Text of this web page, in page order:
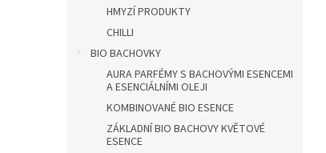
HMYZÍ PRODUKTY
CHILLI
BIO BACHOVKY
AURA PARFÉMY S BACHOVÝMI ESENCEMI
A ESENCIÁLNÍMI OLEJI
KOMBINOVANÉ BIO ESENCE
ZÁKLADNÍ BIO BACHOVY KVĚTOVÉ
ESENCE